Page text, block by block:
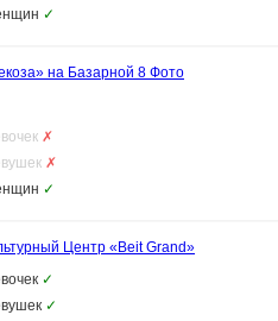
✓
на Базарной 8 Фото
✗
✗
✓
Центр «Beit Grand»
✓
✓